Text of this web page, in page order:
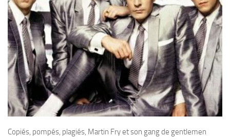
Copiés, pompés, plagiés, Martin Fry et son gang de gentlemen